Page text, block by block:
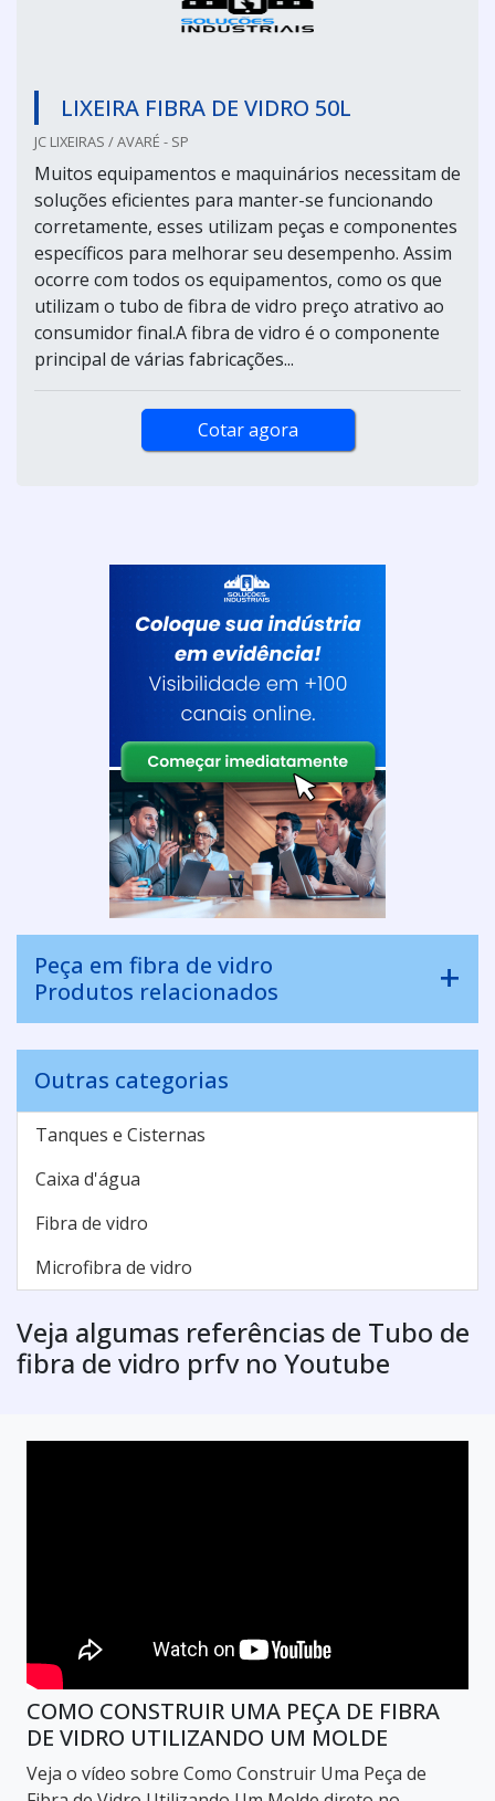
LIXEIRA FIBRA DE VIDRO 50L
JC LIXEIRAS / AVARÉ - SP
Muitos equipamentos e maquinários necessitam de
soluções eficientes para manter-se funcionando
corretamente, esses utilizam peças e componentes
específicos para melhorar seu desempenho. Assim
ocorre com todos os equipamentos, como os que
utilizam o tubo de fibra de vidro preço atrativo ao
consumidor final.A fibra de vidro é o componente
principal de várias fabricações...
Cotar agora
Peça em fibra de vidro
Produtos relacionados
Outras categorias
Tanques e Cisternas
Caixa d'água
Fibra de vidro
Microfibra de vidro
Veja algumas referências de Tubo de
fibra de vidro prfv no Youtube
COMO CONSTRUIR UMA PEÇA DE FIBRA
DE VIDRO UTILIZANDO UM MOLDE
Veja o vídeo sobre Como Construir Uma Peça de